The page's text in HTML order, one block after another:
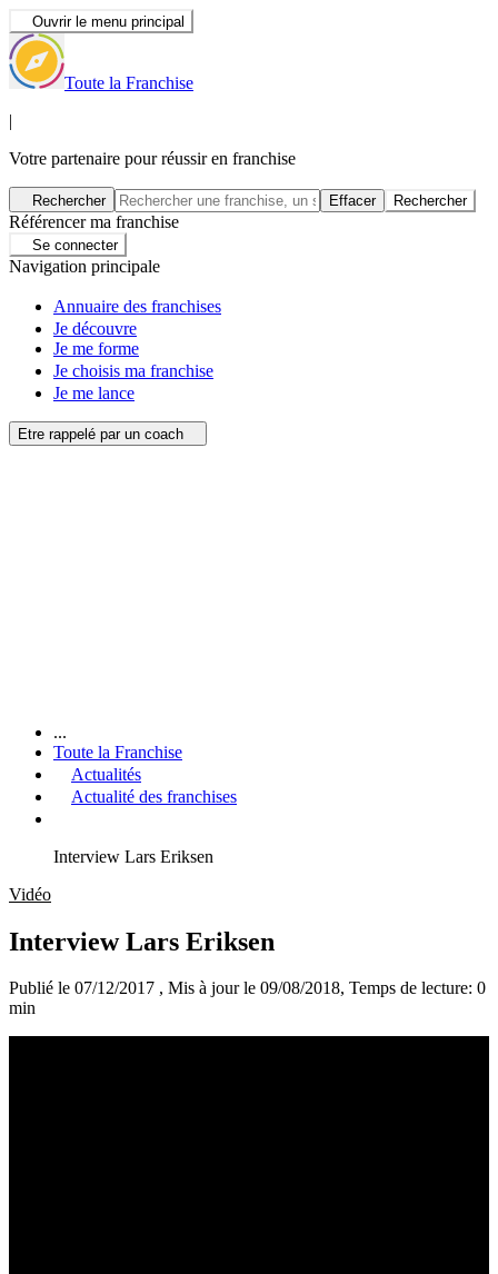
Ouvrir le menu principal
Toute la Franchise
|
Votre partenaire pour réussir en franchise
Rechercher Effacer Rechercher
Référencer ma franchise
Se connecter
Navigation principale
Annuaire des franchises
Je découvre
Je me forme
Je choisis ma franchise
Je me lance
Etre rappelé par un coach
...
Toute la Franchise
Actualités
Actualité des franchises
Interview Lars Eriksen
Vidéo
Interview Lars Eriksen
Publié le 07/12/2017 , Mis à jour le 09/08/2018, Temps de lecture: 0
min